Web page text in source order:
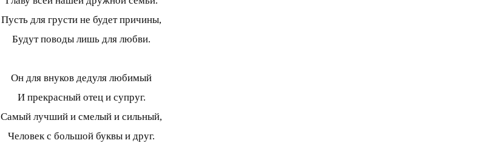
Пусть для грусти не будет причины,
Будут поводы лишь для любви.
Он для внуков дедуля любимый
И прекрасный отец и супруг.
Самый лучший и смелый и сильный,
Человек с большой буквы и друг.